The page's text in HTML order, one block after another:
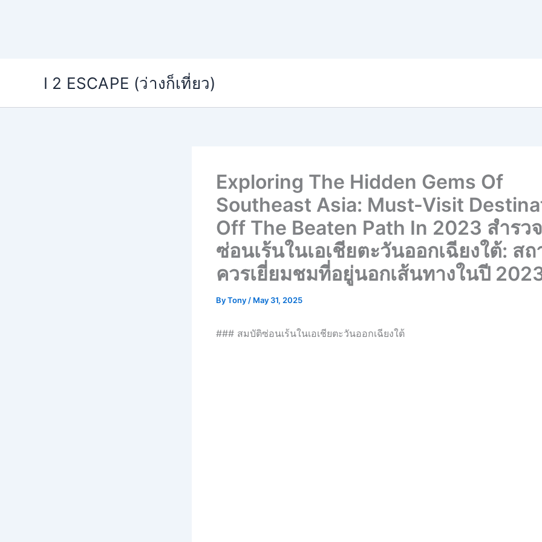
I 2 ESCAPE (ว่างก็เที่ยว)
Exploring The Hidden Gems Of
Southeast Asia: Must-Visit
Off The Beaten Path In 2023 สำรว
ซ่อนเร้นในเอเชียตะวันออกเฉียงใต้: ส
ควรเยี่ยมชมที่อยู่นอกเส้นทางในปี
ByTony / May 31, 2025
### สมบัติซ่อนเร้นในเอเชียตะวันออกเฉียงใต้